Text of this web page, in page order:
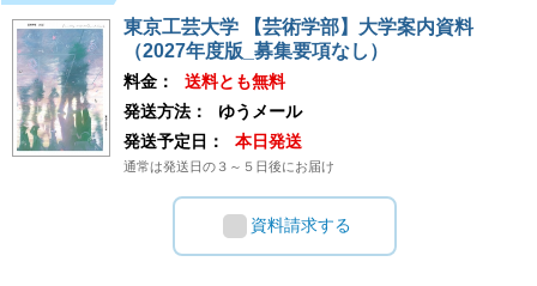
東京工芸大学 【芸術学部】大学案内資料
（2027年度版_募集要項なし）
料金：
送料とも無料
発送方法：
ゆうメール
発送予定日：
本日発送
通常は発送日の３～５日後にお届け
資料請求する